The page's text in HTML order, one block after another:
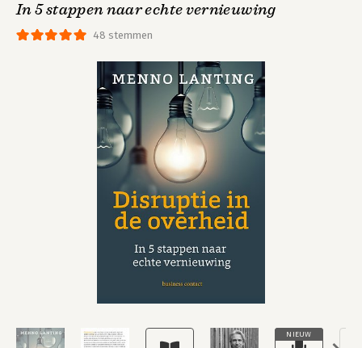
NIEUW
48 stemmen
In 5 stappen naar echte vernieuwing